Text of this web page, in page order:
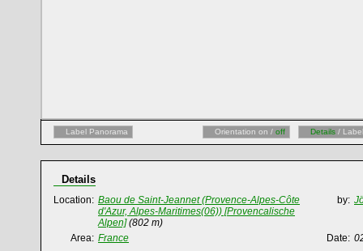
Label Panorama Orientation on / off Details /
Details
Location: Baou de Saint-Jeannet (Provence-Alpes-Côte
d'Azur, Alpes-Maritimes(06)) [Provencalische
Alpen] (802 m)
by:
Area: France Date: